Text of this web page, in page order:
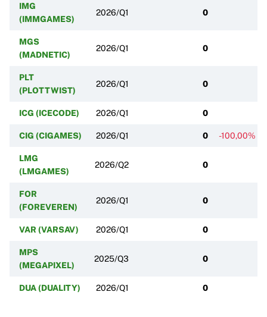
IMG
(IMMGAMES)
2026/Q1 0
MGS
(MADNETIC)
2026/Q1 0
PLT
(PLOTTWIST)
2026/Q1 0
ICG (ICECODE) 2026/Q1 0
CIG (CIGAMES) 2026/Q1 0 -100,00%
LMG
(LMGAMES)
2026/Q2 0
FOR
(FOREVEREN)
2026/Q1 0
VAR (VARSAV) 2026/Q1 0
MPS
(MEGAPIXEL)
2025/Q3 0
DUA (DUALITY) 2026/Q1 0